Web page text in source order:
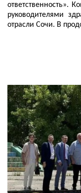
ответственность».
руководителями
отрасли Сочи. В